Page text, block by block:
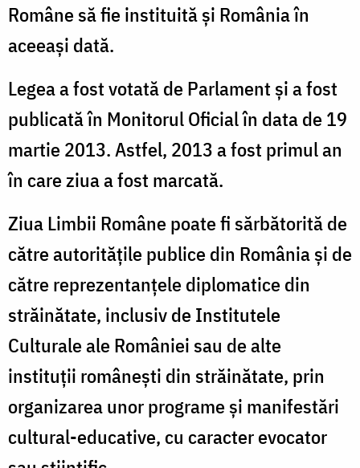
Române să fie instituită și România în
aceeași dată.
Legea a fost votată de Parlament și a fost
publicată în Monitorul Oficial în data de 19
martie 2013. Astfel, 2013 a fost primul an
în care ziua a fost marcată.
Ziua Limbii Române poate fi sărbătorită de
către autorităţile publice din România şi de
către reprezentanţele diplomatice din
străinătate, inclusiv de Institutele
Culturale ale României sau de alte
instituţii româneşti din străinătate, prin
organizarea unor programe şi manifestări
cultural-educative, cu caracter evocator